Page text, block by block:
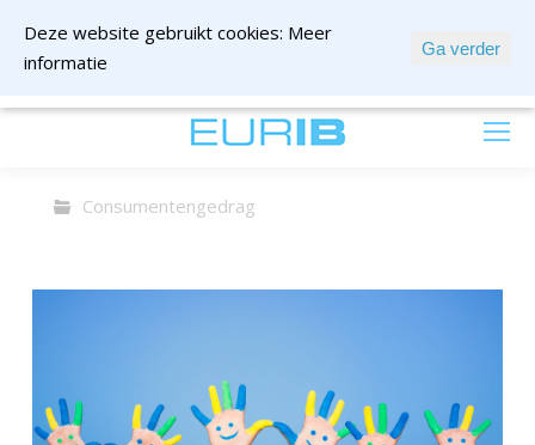
Consumentengedrag
Deze website gebruikt cookies: Meer
informatie
Ga verder